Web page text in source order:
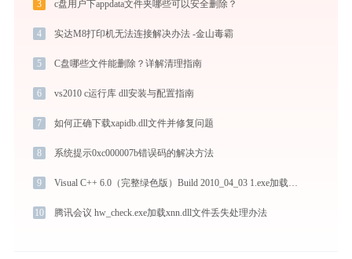
3 c盘用户下appdata文件夹哪些可以安全删除？
4 实达M8打印机无法连接解决办法 -金山毒霸
5 C盘哪些文件能删除？详解清理指南
6 vs2010 c运行库 dll安装与配置指南
7 如何正确下载xapidb.dll文件并修复问题
8 系统提示0xc000007b错误码的解决方法
9
10 腾讯会议 hw_check.exe加载xnn.dll文件丢失处理办法